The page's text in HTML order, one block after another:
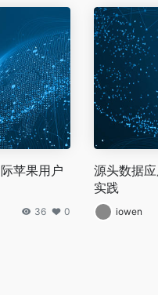
苹果用户
36 0
源头数据
实践
iowen